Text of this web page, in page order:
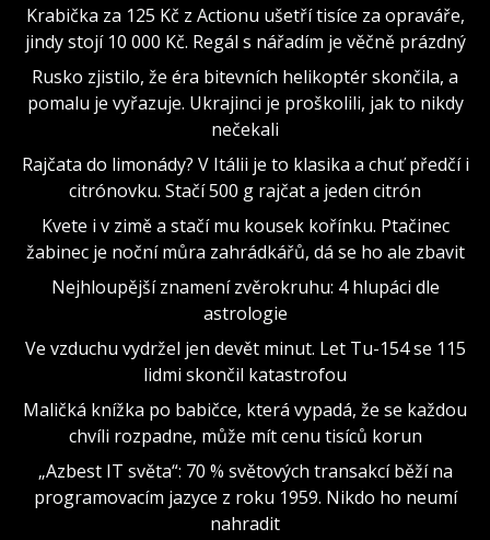
Krabička za 125 Kč z Actionu ušetří tisíce za opraváře,
jindy stojí 10 000 Kč. Regál s nářadím je věčně prázdný
Rusko zjistilo, že éra bitevních helikoptér skončila, a
pomalu je vyřazuje. Ukrajinci je proškolili, jak to nikdy
nečekali
Rajčata do limonády? V Itálii je to klasika a chuť předčí i
citrónovku. Stačí 500 g rajčat a jeden citrón
Kvete i v zimě a stačí mu kousek kořínku. Ptačinec
žabinec je noční můra zahrádkářů, dá se ho ale zbavit
Nejhloupější znamení zvěrokruhu: 4 hlupáci dle
astrologie
Ve vzduchu vydržel jen devět minut. Let Tu-154 se 115
lidmi skončil katastrofou
Maličká knížka po babičce, která vypadá, že se každou
chvíli rozpadne, může mít cenu tisíců korun
„Azbest IT světa“: 70 % světových transakcí běží na
programovacím jazyce z roku 1959. Nikdo ho neumí
nahradit